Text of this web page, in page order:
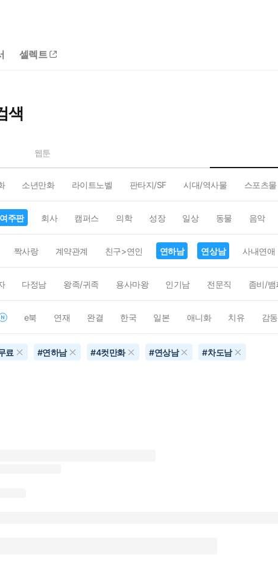
셀렉트
색
웹툰
소년만화 라이트노벨 판타지/SF 시대/역사물 스포츠물
주판 회사 캠퍼스 의학 성장 일상 동물 음악
짝사랑 계약관계 친구>연인 연하남 연상남 사내연애
다정남 왕족/귀족 용사마왕 인기남 전문직 좀비/뱀
e북 연재 완결 한국 일본 애니화 치유 감동
료 #연하남 #4컷만화 #연상남 #차도남